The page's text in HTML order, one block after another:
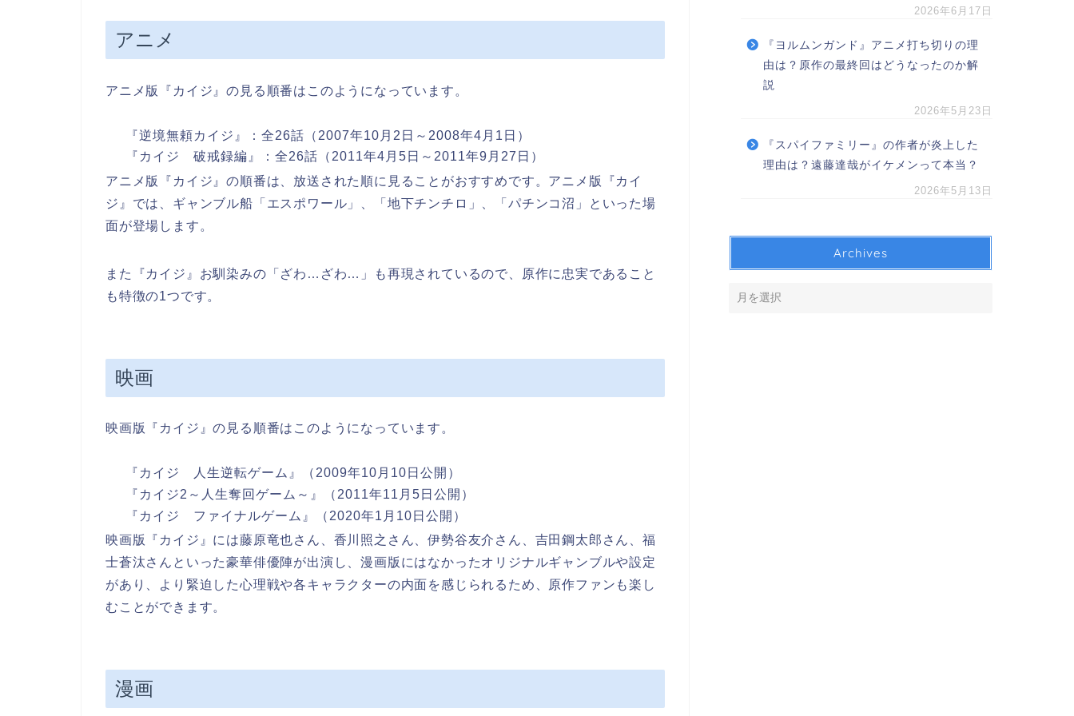
アニメ
アニメ版『カイジ』の見る順番はこのようになっています。
『逆境無頼カイジ』：全26話（2007年10月2日～2008年4月1日）
『カイジ 破戒録編』：全26話（2011年4月5日～2011年9月27日）
アニメ版『カイジ』の順番は、放送された順に見ることがおすすめです。アニメ版『カイ
ジ』では、ギャンブル船「エスポワール」、「地下チンチロ」、「パチンコ沼」といった場
面が登場します。
また『カイジ』お馴染みの「ざわ…ざわ…」も再現されているので、原作に忠実であること
も特徴の1つです。
映画
映画版『カイジ』の見る順番はこのようになっています。
『カイジ 人生逆転ゲーム』（2009年10月10日公開）
『カイジ2～人生奪回ゲーム～』（2011年11月5日公開）
『カイジ ファイナルゲーム』（2020年1月10日公開）
映画版『カイジ』には藤原竜也さん、香川照之さん、伊勢谷友介さん、吉田鋼太郎さん、福
士蒼汰さんといった豪華俳優陣が出演し、漫画版にはなかったオリジナルギャンブルや設定
があり、より緊迫した心理戦や各キャラクターの内面を感じられるため、原作ファンも楽し
むことができます。
漫画
2026年6月17日
『ヨルムンガンド』アニメ打ち切りの理
由は？原作の最終回はどうなったのか解
説
2026年5月23日
『スパイファミリー』の作者が炎上した
理由は？遠藤達哉がイケメンって本当？
2026年5月13日
Archives